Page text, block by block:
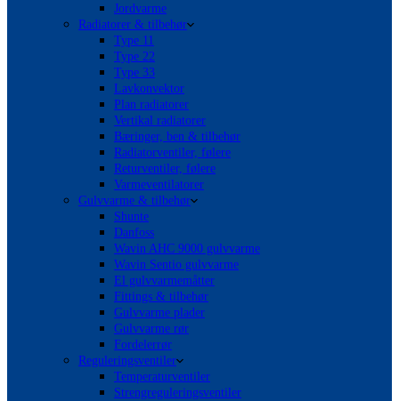
Jordvarme
Radiatorer & tilbehør
Type 11
Type 22
Type 33
Lavkonvektor
Plan radiatorer
Vertikal radiatorer
Bæringer, ben & tilbehør
Radiatorventiler, følere
Returventiler, følere
Varmeventilatorer
Gulvvarme & tilbehør
Shunte
Danfoss
Wavin AHC 9000 gulvvarme
Wavin Sentio gulvvarme
El gulvvarmemåtter
Fittings & tilbehør
Gulvvarme plader
Gulvvarme rør
Fordelerrør
Reguleringsventiler
Temperaturventiler
Strengreguleringsventiler